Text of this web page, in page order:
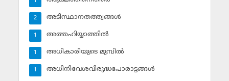
അടിസ്ഥാനതത്ത്വങ്ങള്‍
2
അത്തഹിയ്യാത്തില്‍
1
അധികാരിയുടെ മുമ്പില്‍
1
അധിനിവേശവിരുദ്ധപോരാട്ടങ്ങള്‍
1